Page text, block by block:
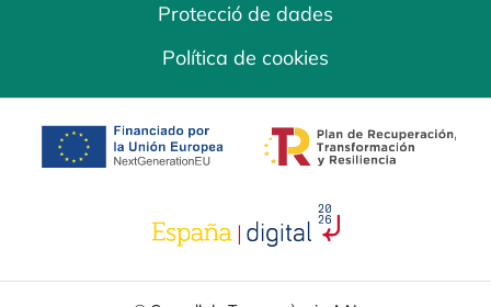
Protecció de dades
Política de cookies
opens in a new tab opens in a new
opens in a new tab